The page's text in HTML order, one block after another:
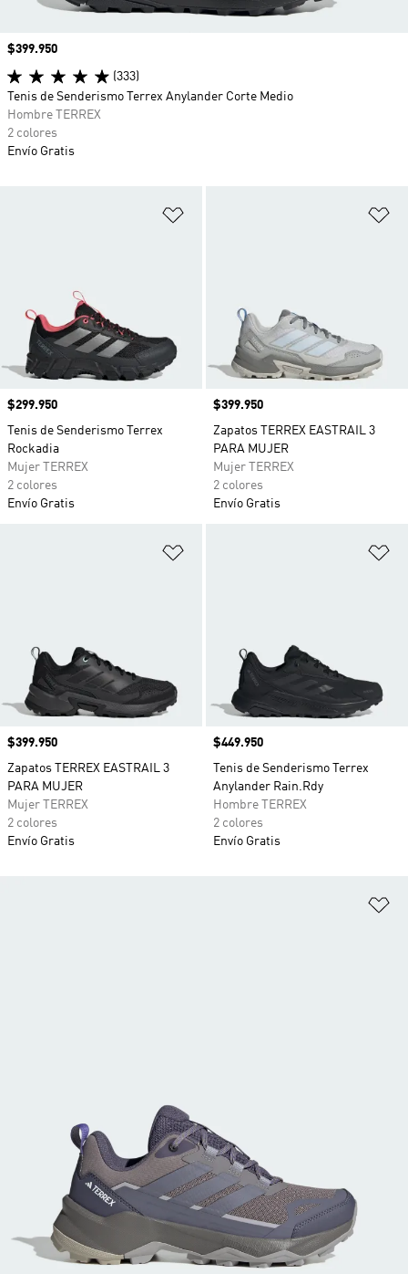
Precio
$299.950
Tenis de Senderismo Terrex
Rockadia
Mujer TERREX
2 colores
Envío Gratis
Precio
$399.950
Zapatos TERREX EASTRAIL 3
PARA MUJER
Mujer TERREX
2 colores
Envío Gratis
Precio
$399.950
Zapatos TERREX EASTRAIL 3
PARA MUJER
Mujer TERREX
2 colores
Envío Gratis
Precio
$449.950
Tenis de Senderismo Terrex
Anylander Rain.Rdy
Hombre TERREX
2 colores
Envío Gratis
Precio
$399.950
(333)
Tenis de Senderismo Terrex Anylander Corte Medio
Hombre TERREX
2 colores
Envío Gratis